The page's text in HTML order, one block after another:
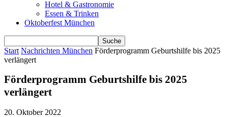
Hotel & Gastronomie
Essen & Trinken
Oktoberfest München
Start Nachrichten München Förderprogramm Geburtshilfe bis 2025
verlängert
Förderprogramm Geburtshilfe bis 2025
verlängert
20. Oktober 2022